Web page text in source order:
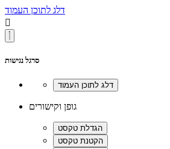
דלג לתוכן העמוד

סרגל נגישות
גופן וקישורים